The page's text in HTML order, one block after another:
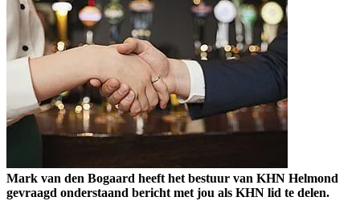
Mark van den Bogaard heeft het bestuur van KHN Helmond
gevraagd onderstaand bericht met jou als KHN lid te delen.